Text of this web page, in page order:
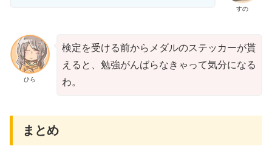
すの
ひら
検定を受ける前からメダルのステッカーが貰
えると、勉強がんばらなきゃって気分になる
わ。
まとめ